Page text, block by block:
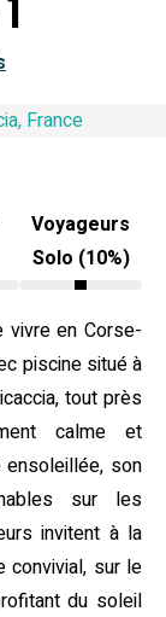
France
Voyageurs
Solo (10%)
vivre en Corse-
piscine situé à
tout près
calme et
son
sur les
invitent à la
convivial, sur le
du soleil